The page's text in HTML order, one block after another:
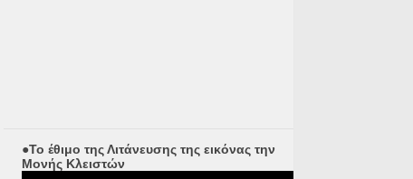
●Το έθιμο της Λιτάνευσης της εικόνας την
Μονής Κλειστών